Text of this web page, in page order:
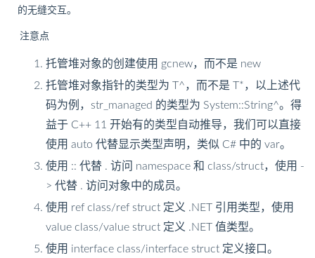
的无缝交互。
注意点
托管堆对象的创建使用 gcnew，而不是 new
托管堆对象指针的类型为 T^，而不是 T*，以上述代
码为例，str_managed 的类型为 System::String^。得
益于 C++ 11 开始有的类型自动推导，我们可以直接
使用 auto 代替显示类型声明，类似 C# 中的 var。
使用 :: 代替 . 访问 namespace 和 class/struct，使用 -
> 代替 . 访问对象中的成员。
使用 ref class/ref struct 定义 .NET 引用类型，使用
value class/value struct 定义 .NET 值类型。
使用 interface class/interface struct 定义接口。